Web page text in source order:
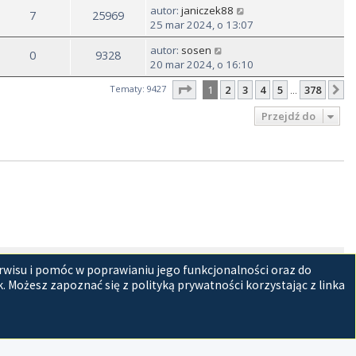
7 25969 autor: janiczek88
25 mar 2024, o 13:07
0 9328 autor: sosen
20 mar 2024, o 16:10
Tematy: 9427 Strona1 z378
1 2 3 4 5 378
Przejdź do
i pomóc w poprawianiu jego funkcjonalności oraz do
zapoznać się z polityką prywatności korzystając z linka
Strefa czasowa UTC+02:00
Usuń ciasteczka witryny